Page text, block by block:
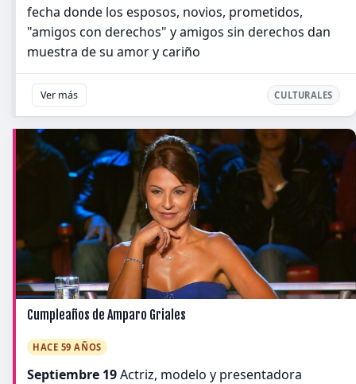
fecha donde los esposos, novios, prometidos,
"amigos con derechos" y amigos sin derechos dan
muestra de su amor y cariño
Ver más CULTURALES
Cumpleaños de Amparo Griales
HACE 59 AÑOS
Septiembre 19Actriz, modelo y presentadora